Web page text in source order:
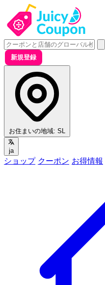
新規登録
お住まいの地域: SL
ja
ショップ クーポン お得情報